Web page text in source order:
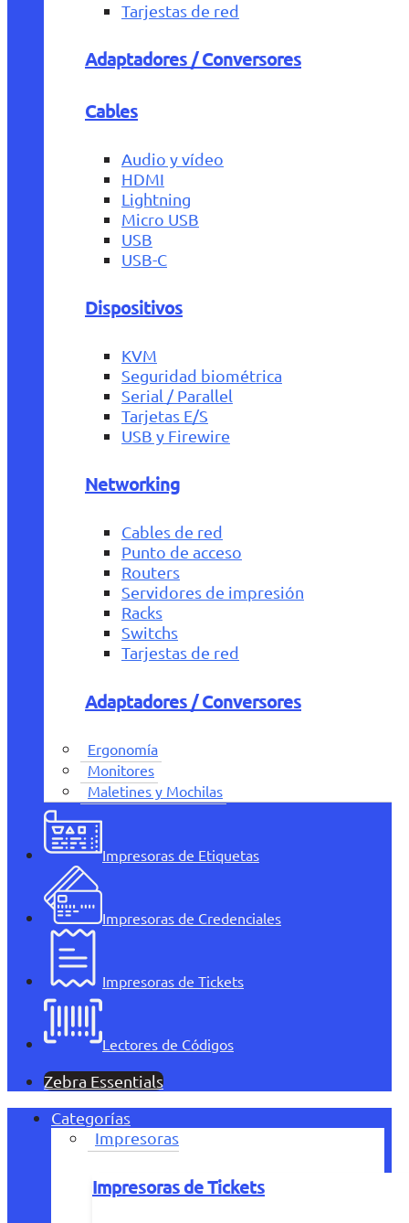
Tarjestas de red
Adaptadores / Conversores
Cables
Audio y vídeo
HDMI
Lightning
Micro USB
USB
USB-C
Dispositivos
KVM
Seguridad biométrica
Serial / Parallel
Tarjetas E/S
USB y Firewire
Networking
Cables de red
Punto de acceso
Routers
Servidores de impresión
Racks
Switchs
Tarjestas de red
Adaptadores / Conversores
Ergonomía
Monitores
Maletines y Mochilas
Impresoras de Etiquetas
Impresoras de Credenciales
Impresoras de Tickets
Lectores de Códigos
Zebra Essentials
Categorías
Impresoras
Impresoras de Tickets